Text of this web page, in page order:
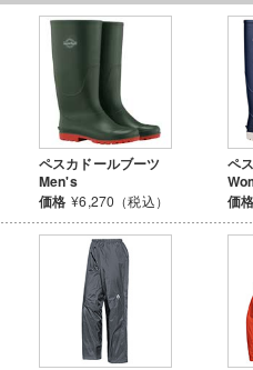
ペスカドールブーツ
Men's
価格 ¥6,270（税込）
ペ
価格